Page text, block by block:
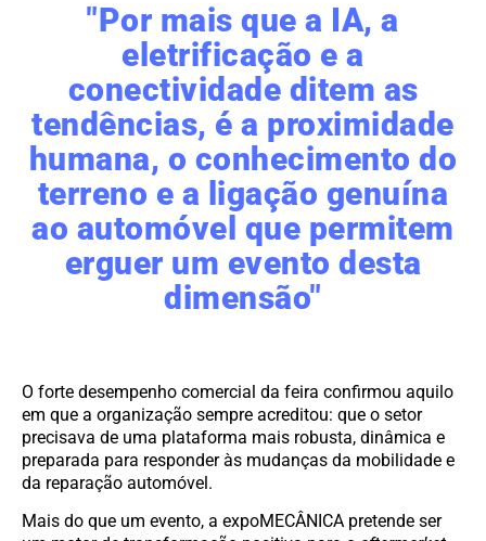
"Por mais que a IA, a
eletrificação e a
conectividade ditem as
tendências, é a proximidade
humana, o conhecimento do
terreno e a ligação genuína
ao automóvel que permitem
erguer um evento desta
dimensão"
O forte desempenho comercial da feira confirmou aquilo
em que a organização sempre acreditou: que o setor
precisava de uma plataforma mais robusta, dinâmica e
preparada para responder às mudanças da mobilidade e
da reparação automóvel.
Mais do que um evento, a expoMECÂNICA pretende ser